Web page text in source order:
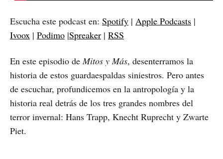
Escucha este podcast en: Spotify | Apple Podcasts |
Ivoox | Podimo |Spreaker | RSS
En este episodio de Mitos y Más, desenterramos la
historia de estos guardaespaldas siniestros. Pero antes
de escuchar, profundicemos en la antropología y la
historia real detrás de los tres grandes nombres del
terror invernal: Hans Trapp, Knecht Ruprecht y Zwarte
Piet.